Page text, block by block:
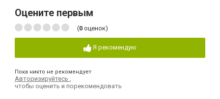
Оцените первым
(0 оценок)
Я рекомендую
Пока никто не рекомендует
Авторизируйтесь
чтобы оценить и порекомендовать